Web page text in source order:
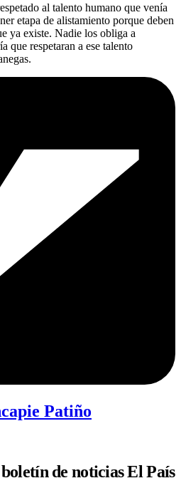
al talento humano que venía
etapa de alistamiento porque deben
ya existe. Nadie los obliga a
que respetaran a ese talento
Patiño
de noticias El País